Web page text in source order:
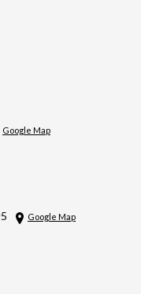
Google Map
Google Map